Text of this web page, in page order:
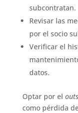
subcontratan.
Revisar las
por el socio
Verificar el
datos.
Optar por el
como pérdida